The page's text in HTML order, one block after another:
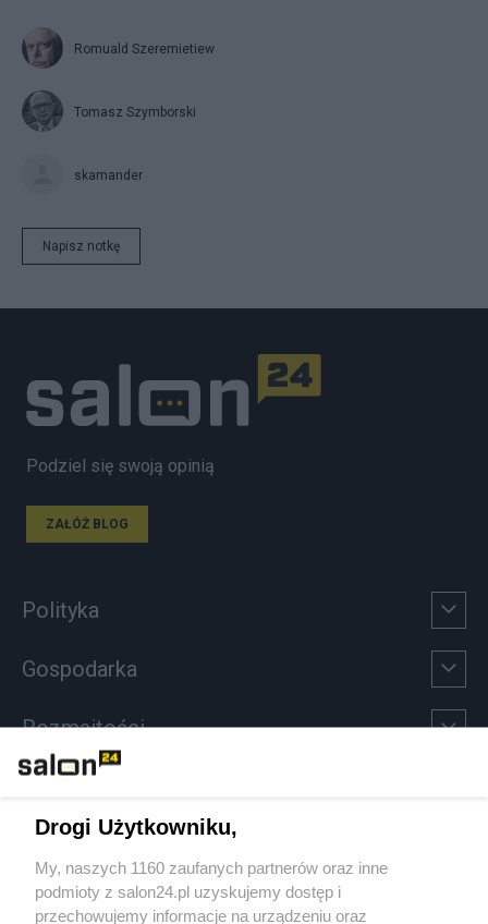
Romuald Szeremietiew
Tomasz Szymborski
skamander
Napisz notkę
Podziel się swoją opinią
ZAŁÓŻ BLOG
Polityka
Gospodarka
Rozmaitości
Sport
Społeczeństwo
Drogi Użytkowniku,
My, naszych 1160 zaufanych partnerów oraz inne
podmioty z salon24.pl uzyskujemy dostęp i
przechowujemy informacje na urządzeniu oraz